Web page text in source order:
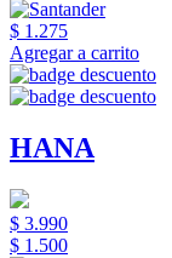
$ 1.275
Agregar a carrito
HANA
$ 3.990
$ 1.500